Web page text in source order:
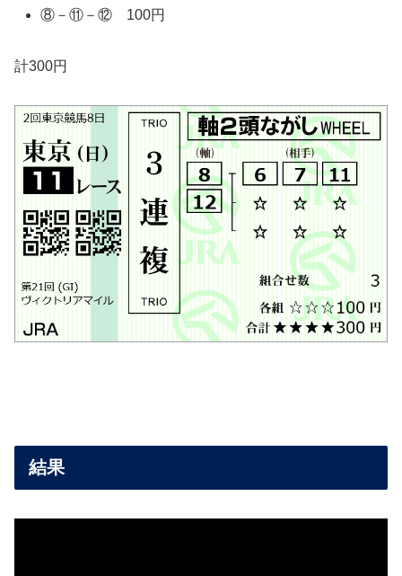
⑧－⑪－⑫ 100円
計300円
結果